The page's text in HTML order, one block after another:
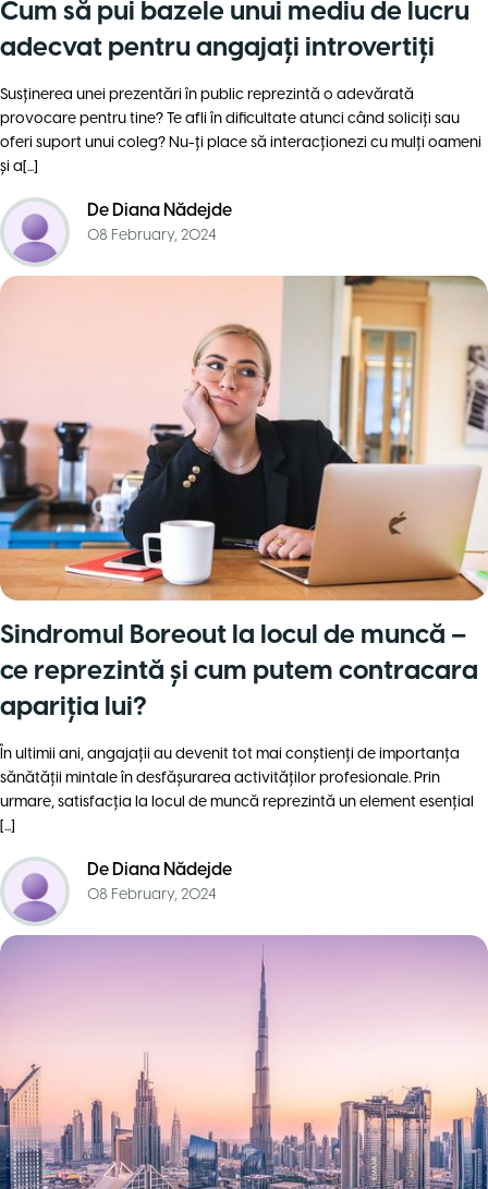
Cum să pui bazele unui mediu de lucru
adecvat pentru angajaţi introvertiţi
Susţinerea unei prezentări în public reprezintă o adevărată
provocare pentru tine? Te afli în dificultate atunci când soliciți sau
oferi suport unui coleg? Nu-ţi place să interacţionezi cu mulţi oameni
şi a[...]
De Diana Nădejde
08 February, 2024
Sindromul Boreout la locul de muncă –
ce reprezintă şi cum putem contracara
apariţia lui?
În ultimii ani, angajații au devenit tot mai conştienţi de importanţa
sănătăţii mintale în desfăşurarea activităţilor profesionale. Prin
urmare, satisfacția la locul de muncă reprezintă un element esențial
[...]
De Diana Nădejde
08 February, 2024